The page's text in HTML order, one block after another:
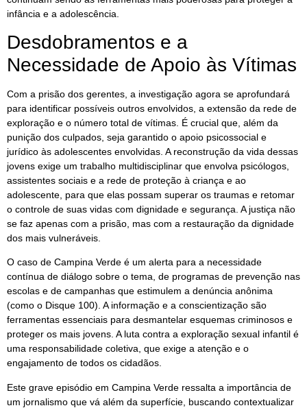
infância e a adolescência.
Desdobramentos e a
Necessidade de Apoio às Vítimas
Com a prisão dos gerentes, a investigação agora se aprofundará
para identificar possíveis outros envolvidos, a extensão da rede de
exploração e o número total de vítimas. É crucial que, além da
punição dos culpados, seja garantido o apoio psicossocial e
jurídico às adolescentes envolvidas. A reconstrução da vida dessas
jovens exige um trabalho multidisciplinar que envolva psicólogos,
assistentes sociais e a rede de proteção à criança e ao
adolescente, para que elas possam superar os traumas e retomar
o controle de suas vidas com dignidade e segurança. A justiça não
se faz apenas com a prisão, mas com a restauração da dignidade
dos mais vulneráveis.
O caso de Campina Verde é um alerta para a necessidade
contínua de diálogo sobre o tema, de programas de prevenção nas
escolas e de campanhas que estimulem a denúncia anônima
(como o Disque 100). A informação e a conscientização são
ferramentas essenciais para desmantelar esquemas criminosos e
proteger os mais jovens. A luta contra a exploração sexual infantil é
uma responsabilidade coletiva, que exige a atenção e o
engajamento de todos os cidadãos.
Este grave episódio em Campina Verde ressalta a importância de
um jornalismo que vá além da superfície, buscando contextualizar